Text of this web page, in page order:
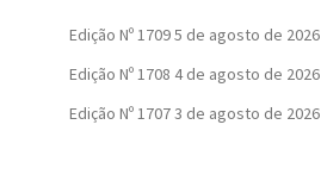
Edição Nº 17095 de agosto de 2026
Edição Nº 1708 4 de agosto de 2026
Edição Nº 17073 de agosto de 2026